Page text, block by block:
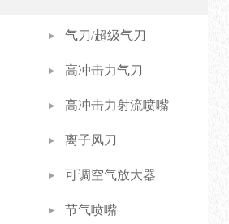
气刀/超级气刀
高冲击力气刀
高冲击力射流喷嘴
离子风刀
可调空气放大器
节气喷嘴